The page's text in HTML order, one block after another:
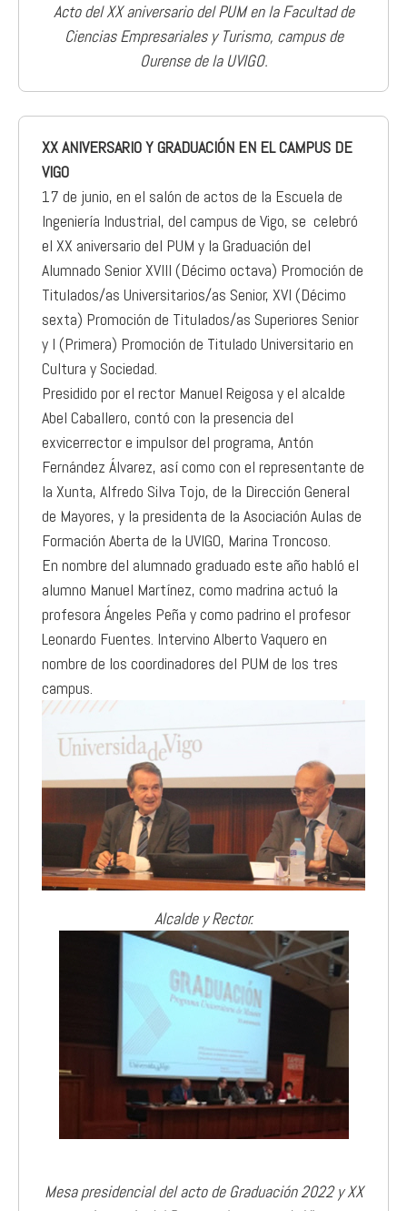
Acto del XX aniversario del PUM en la Facultad de
Ciencias Empresariales y Turismo, campus de
Ourense de la UVIGO.
XX ANIVERSARIO Y GRADUACIÓN EN EL CAMPUS DE
VIGO
17 de junio, en el salón de actos de la Escuela de
Ingeniería Industrial, del campus de Vigo, se celebró
el XX aniversario del PUM y la Graduación del
Alumnado Senior XVIII (Décimo octava) Promoción de
Titulados/as Universitarios/as Senior, XVI (Décimo
sexta) Promoción de Titulados/as Superiores Senior
y I (Primera) Promoción de Titulado Universitario en
Cultura y Sociedad.
Presidido por el rector Manuel Reigosa y el alcalde
Abel Caballero, contó con la presencia del
exvicerrector e impulsor del programa, Antón
Fernández Álvarez, así como con el representante de
la Xunta, Alfredo Silva Tojo, de la Dirección General
de Mayores, y la presidenta de la Asociación Aulas de
Formación Aberta de la UVIGO, Marina Troncoso.
En nombre del alumnado graduado este año habló el
alumno Manuel Martínez, como madrina actuó la
profesora Ángeles Peña y como padrino el profesor
Leonardo Fuentes. Intervino Alberto Vaquero en
nombre de los coordinadores del PUM de los tres
campus.
Alcalde y Rector.
Mesa presidencial del acto de Graduación 2022 y XX